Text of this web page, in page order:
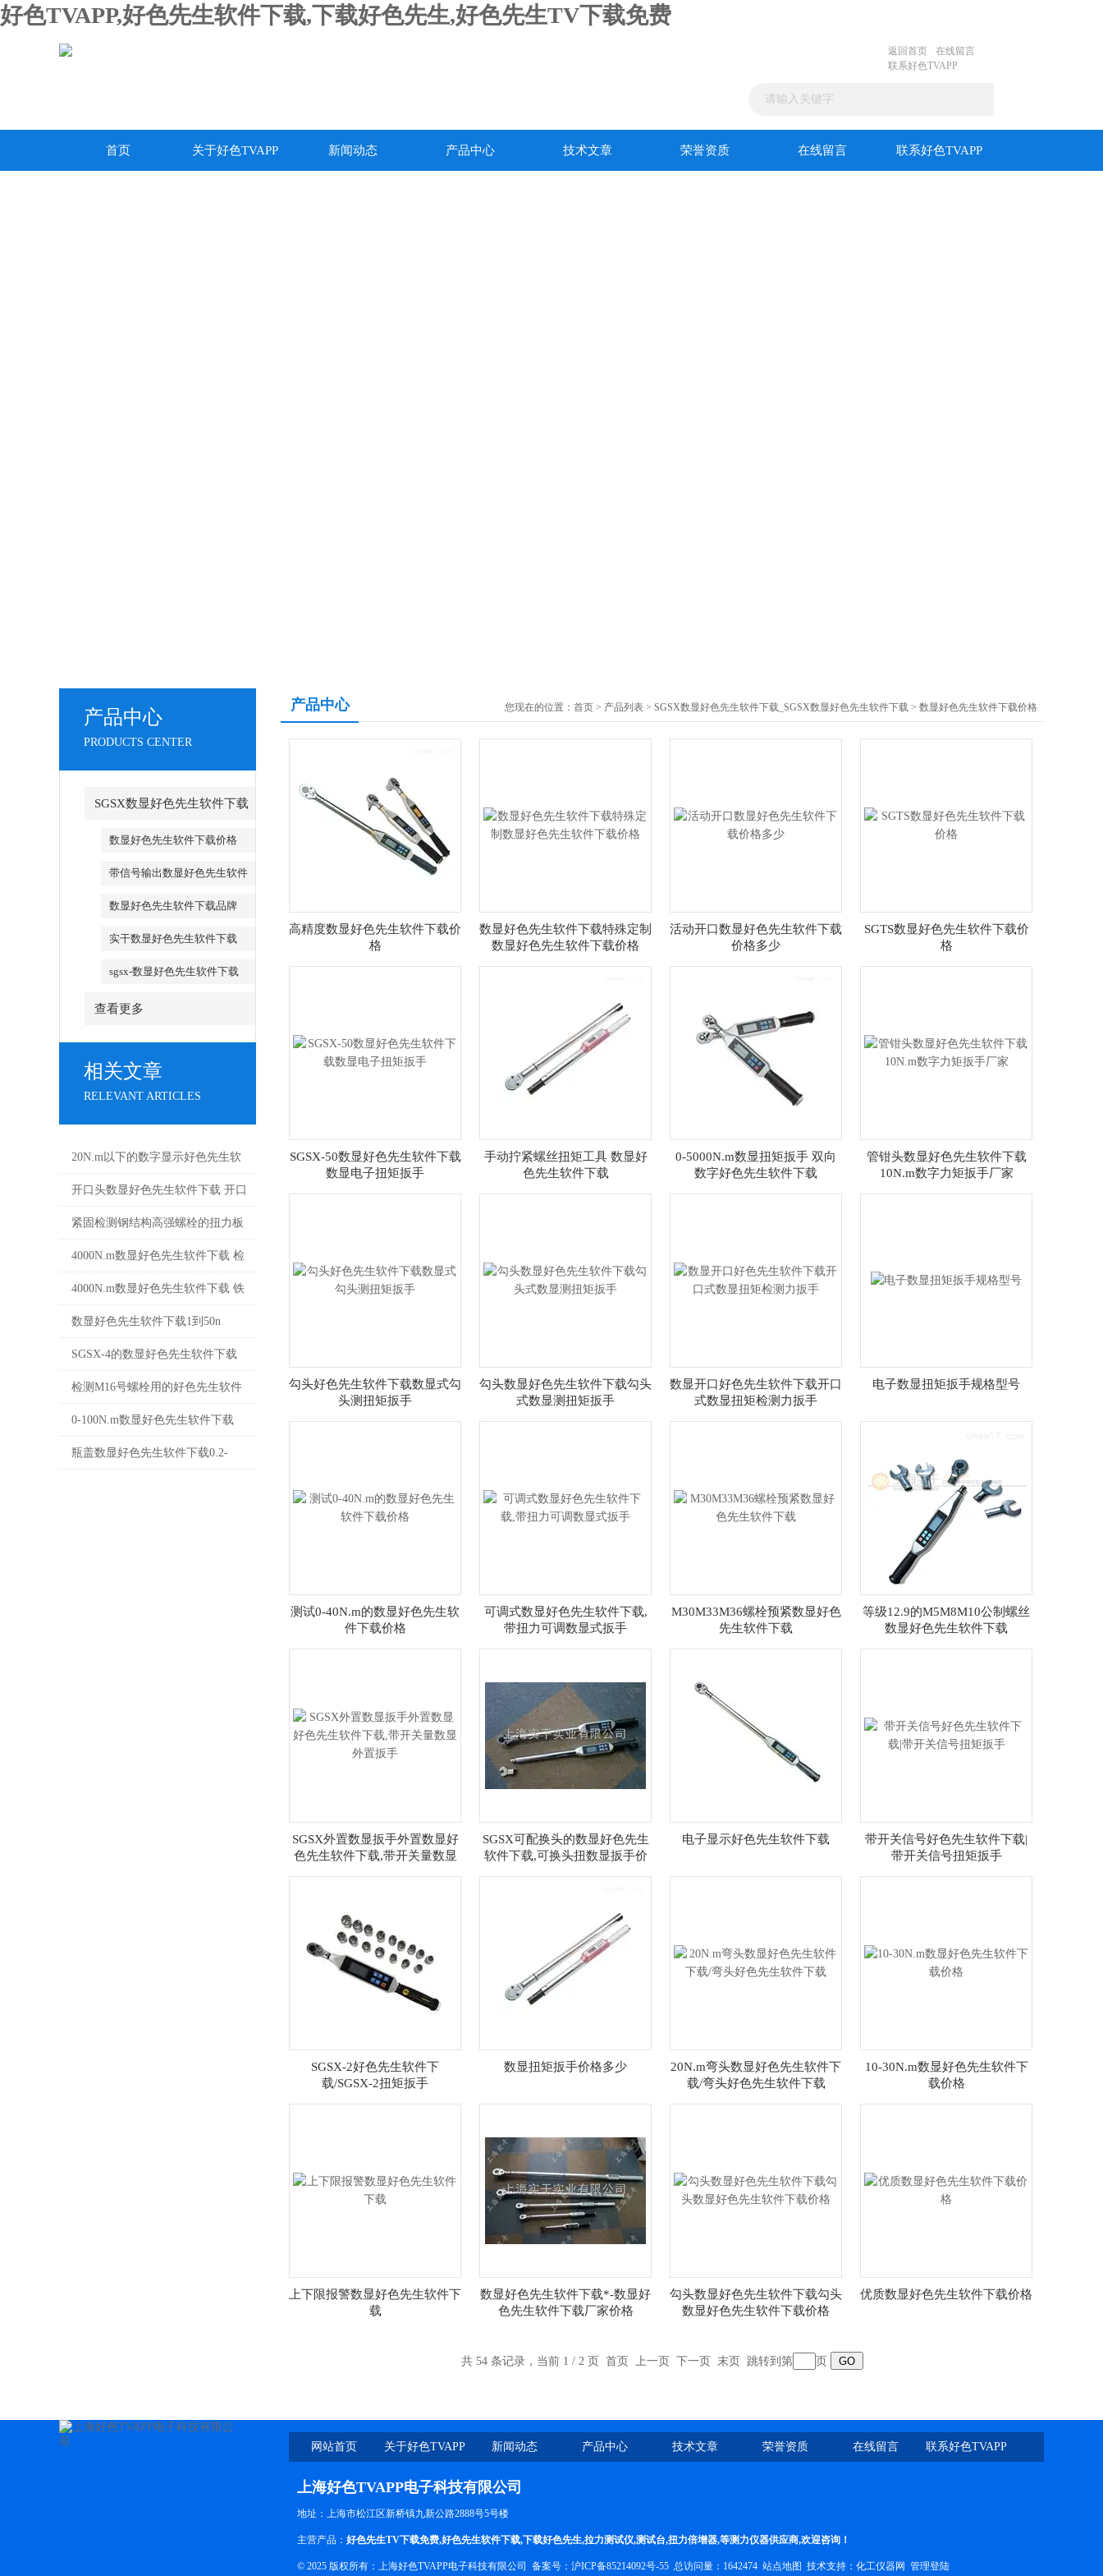
好色TVAPP,好色先生软件下载,下载好色先生,好色先生TV下载免费
返回首页
在线留言
联系好色TVAPP
首页 关于好色TVAPP 新闻动态 产品中心 技术文章 荣誉资质 在线留言 联系好色TVAPP
产品中心
PRODUCTS CENTER
SGSX数显好色先生软件下载
_SGSX数显好色先生软件下载
数显好色先生软件下载价格
带信号输出数显好色先生软件
下载
数显好色先生软件下载品牌
实干数显好色先生软件下载
sgsx-数显好色先生软件下载
查看更多
相关文章
RELEVANT ARTICLES
20N.m以下的数字显示好色先生软
件下载 SGSX-20数显好色先生软件
下载价格
开口头数显好色先生软件下载 开口
式数显好色先生软件下载 开口/叉
口式数显扭矩扳手价格
紧固检测钢结构高强螺栓的扭力板
手 SGSX数显式好色先生软件下载
价格
4000N.m数显好色先生软件下载 检
测大型螺丝用的数显好色先生软件
下载大量程厂家
4000N.m数显好色先生软件下载 铁
路大型六角螺栓检测数显扭矩扳手
价格
数显好色先生软件下载1到50n
SGSX-50数显式好色先生软件下载
小型数字测力扳手
SGSX-4的数显好色先生软件下载
4N.m数显扭矩检测扳手厂家
检测M16号螺栓用的好色先生软件
下载 150-200N数显好色先生软件下
载价格
0-100N.m数显好色先生软件下载
SGSX-100小量程数显扭矩扳手价
瓶盖数显好色先生软件下载0.2-
产品中心 您现在的位置： 首页 > 产品列表 > SGSX数显好色先生软件下载_SGSX数显好色先生软件下载 > 数显好色先生软件下载价格
高精度数显好色先生软件下载价
格
数显好色先生软件下载特殊定制
数显好色先生软件下载价格
活动开口数显好色先生软件下载
价格多少
SGTS数显好色先生软件下载价
格
SGSX-50数显好色先生软件下载
数显电子扭矩扳手
手动拧紧螺丝扭矩工具 数显好
色先生软件下载
0-5000N.m数显扭矩扳手 双向
数字好色先生软件下载
管钳头数显好色先生软件下载
10N.m数字力矩扳手厂家
勾头好色先生软件下载数显式勾
头测扭矩扳手
勾头数显好色先生软件下载勾头
式数显测扭矩扳手
数显开口好色先生软件下载开口
式数显扭矩检测力扳手
电子数显扭矩扳手规格型号
测试0-40N.m的数显好色先生软
件下载价格
可调式数显好色先生软件下载,
带扭力可调数显式扳手
M30M33M36螺栓预紧数显好色
先生软件下载
等级12.9的M5M8M10公制螺丝
数显好色先生软件下载
SGSX外置数显扳手外置数显好
色先生软件下载,带开关量数显
SGSX可配换头的数显好色先生
软件下载,可换头扭数显扳手价
电子显示好色先生软件下载
带开关信号好色先生软件下载|
带开关信号扭矩扳手
SGSX-2好色先生软件下
载/SGSX-2扭矩扳手
数显扭矩扳手价格多少
20N.m弯头数显好色先生软件下
载/弯头好色先生软件下载
10-30N.m数显好色先生软件下
载价格
上下限报警数显好色先生软件下
载
数显好色先生软件下载*-数显好
色先生软件下载厂家价格
勾头数显好色先生软件下载勾头
数显好色先生软件下载价格
优质数显好色先生软件下载价格
共 54 条记录，当前 1 / 2 页 首页 上一页 下一页 末页 跳转到第 页
网站首页 关于好色TVAPP 新闻动态 产品中心 技术文章 荣誉资质 在线留言 联系好色TVAPP
上海好色TVAPP电子科技有限公司
地址：上海市松江区新桥镇九新公路2888号5号楼
主营产品： 好色先生TV下载免费,好色先生软件下载,下载好色先生,拉力测试仪,测试台,扭力倍增器,等测力仪器供应商,欢迎咨询！
© 2025 版权所有：上海好色TVAPP电子科技有限公司 备案号： 沪ICP备85214092号-55 总访问量：1642474 站点地图 技术支持： 化工仪器网 管理登陆